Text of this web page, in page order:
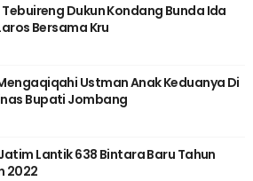
Tebuireng Dukun Kondang Bunda Ida
Bersama Kru
Ustman Anak Keduanya Di
Bupati Jombang
Lantik 638 Bintara Baru Tahun
2022